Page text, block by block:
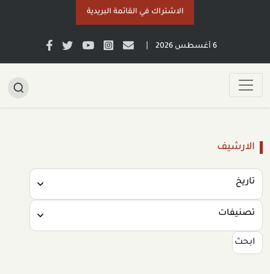
الاشتراك في القائمة البريدية
6 أغسطس 2026
الارشيف
تاريخ
تصنيفات
ابحث